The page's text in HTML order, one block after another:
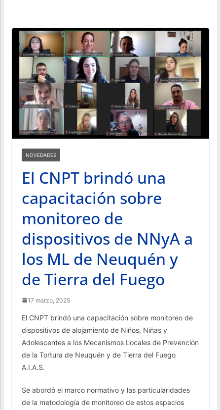
NOVEDADES
El CNPT brindó una
capacitación sobre
monitoreo de
dispositivos de NNyA a
los ML de Neuquén y
de Tierra del Fuego
17 marzo, 2025
El CNPT brindó una capacitación sobre monitoreo de
dispositivos de alojamiento de Niños, Niñas y
Adolescentes a los Mecanismos Locales de Prevención
de la Tortura de Neuquén y de Tierra del Fuego
A.I.A.S.
Se abordó el marco normativo y las particularidades
de la metodología de monitoreo de estos espacios